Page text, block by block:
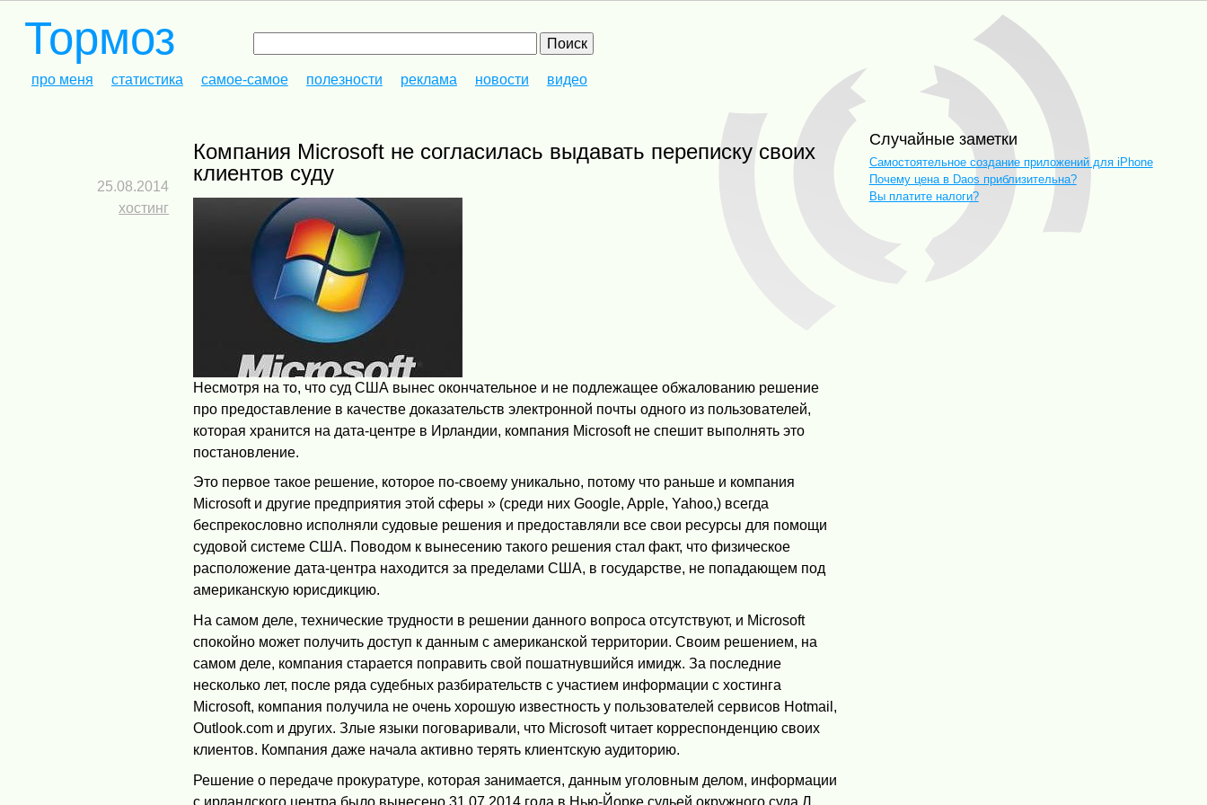
Тормоз
про меня статистика самое-самое полезности реклама новости видео
Компания Microsoft не согласилась выдавать переписку своих
клиентов суду
25.08.2014
хостинг
Несмотря на то, что суд США вынес окончательное и не подлежащее обжалованию решение
про предоставление в качестве доказательств электронной почты одного из пользователей,
которая хранится на дата-центре в Ирландии, компания Microsoft не спешит выполнять это
постановление.
Это первое такое решение, которое по-своему уникально, потому что раньше и компания
Microsoft и другие предприятия этой сферы » (среди них Google, Apple, Yahoo,) всегда
беспрекословно исполняли судовые решения и предоставляли все свои ресурсы для помощи
судовой системе США. Поводом к вынесению такого решения стал факт, что физическое
расположение дата-центра находится за пределами США, в государстве, не попадающем под
американскую юрисдикцию.
На самом деле, технические трудности в решении данного вопроса отсутствуют, и Microsoft
спокойно может получить доступ к данным с американской территории. Своим решением, на
самом деле, компания старается поправить свой пошатнувшийся имидж. За последние
несколько лет, после ряда судебных разбирательств с участием информации с хостинга
Microsoft, компания получила не очень хорошую известность у пользователей сервисов Hotmail,
Outlook.com и других. Злые языки поговаривали, что Microsoft читает корреспонденцию своих
клиентов. Компания даже начала активно терять клиентскую аудиторию.
Решение о передаче прокуратуре, которая занимается, данным уголовным делом, информации
с ирландского центра было вынесено 31.07.2014 года в Нью-Йорке судьей окружного суда Л.
Случайные заметки
Самостоятельное создание приложений для iPhone
Почему цена в Daos приблизительна?
Вы платите налоги?